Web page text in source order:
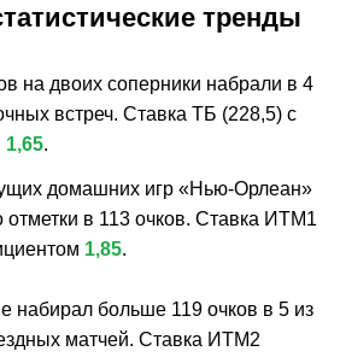
тренды
на двоих соперники набрали в 4
встреч. Ставка ТБ (228,5) с
1,65.
домашних игр «Нью-Орлеан»
отметки в 113 очков. Ставка ИТМ1
1,85.
набирал больше 119 очков в 5 из
матчей. Ставка ИТМ2